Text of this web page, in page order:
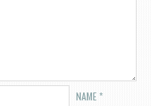
NAME*